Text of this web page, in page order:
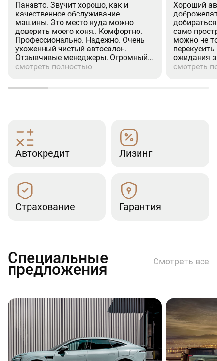
Панавто. Звучит хорошо, как и
качественное обслуживание
машины. Это место куда можно
доверить моего коня.. Комфортно.
Профессионально. Надежно. Очень
ухоженный чистый автосалон.
Отзывчивые менеджеры. Огромный
респект менеджеру (Александр.
смотреть полностью
Хороший
само
можно не
ожидания
процедуры
смотреть
Автокредит Лизинг
Страхование Гарантия
Специальные
предложения Смотреть все